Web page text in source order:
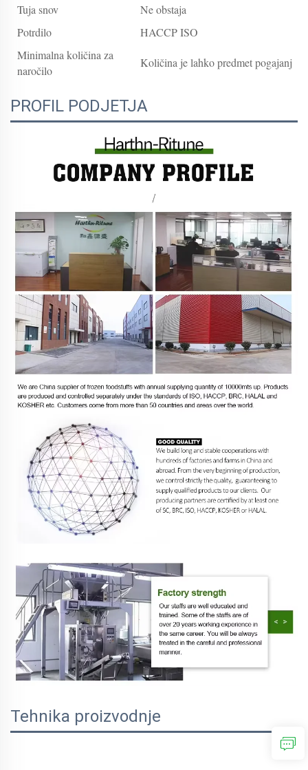
Tuja snov
Ne obstaja
Potrdilo
HACCP ISO
Minimalna količina za
naročilo
Količina je lahko predmet pogajanj
PROFIL PODJETJA
Tehnika proizvodnje